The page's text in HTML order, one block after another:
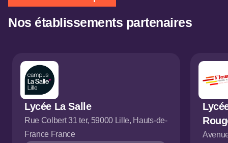
Nos établissements partenaires
Lycée La Salle
Rue Colbert 31 ter, 59000 Lille, Hauts-de-
France France